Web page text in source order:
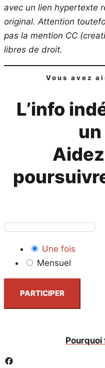
avec un lien hypertexte
original. Attention
pas la mention CC
libres de droit.
Vous avez
L’info
Une fois
Mensuel
PARTICIPER
Pourquoi